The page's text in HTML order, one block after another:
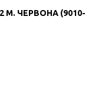
М. ЧЕРВОНА (9010-